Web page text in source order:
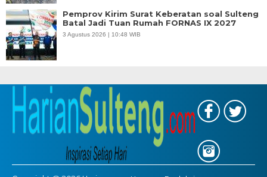
Pemprov Kirim Surat Keberatan soal Sulteng
Batal Jadi Tuan Rumah FORNAS IX 2027
3 Agustus 2026 | 10:48 WIB